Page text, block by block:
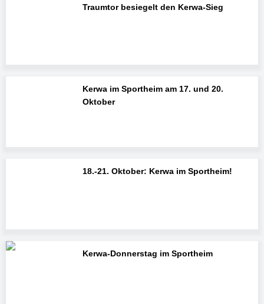
Traumtor besiegelt den Kerwa-Sieg
Kerwa im Sportheim am 17. und 20.
Oktober
18.-21. Oktober: Kerwa im Sportheim!
Kerwa-Donnerstag im Sportheim